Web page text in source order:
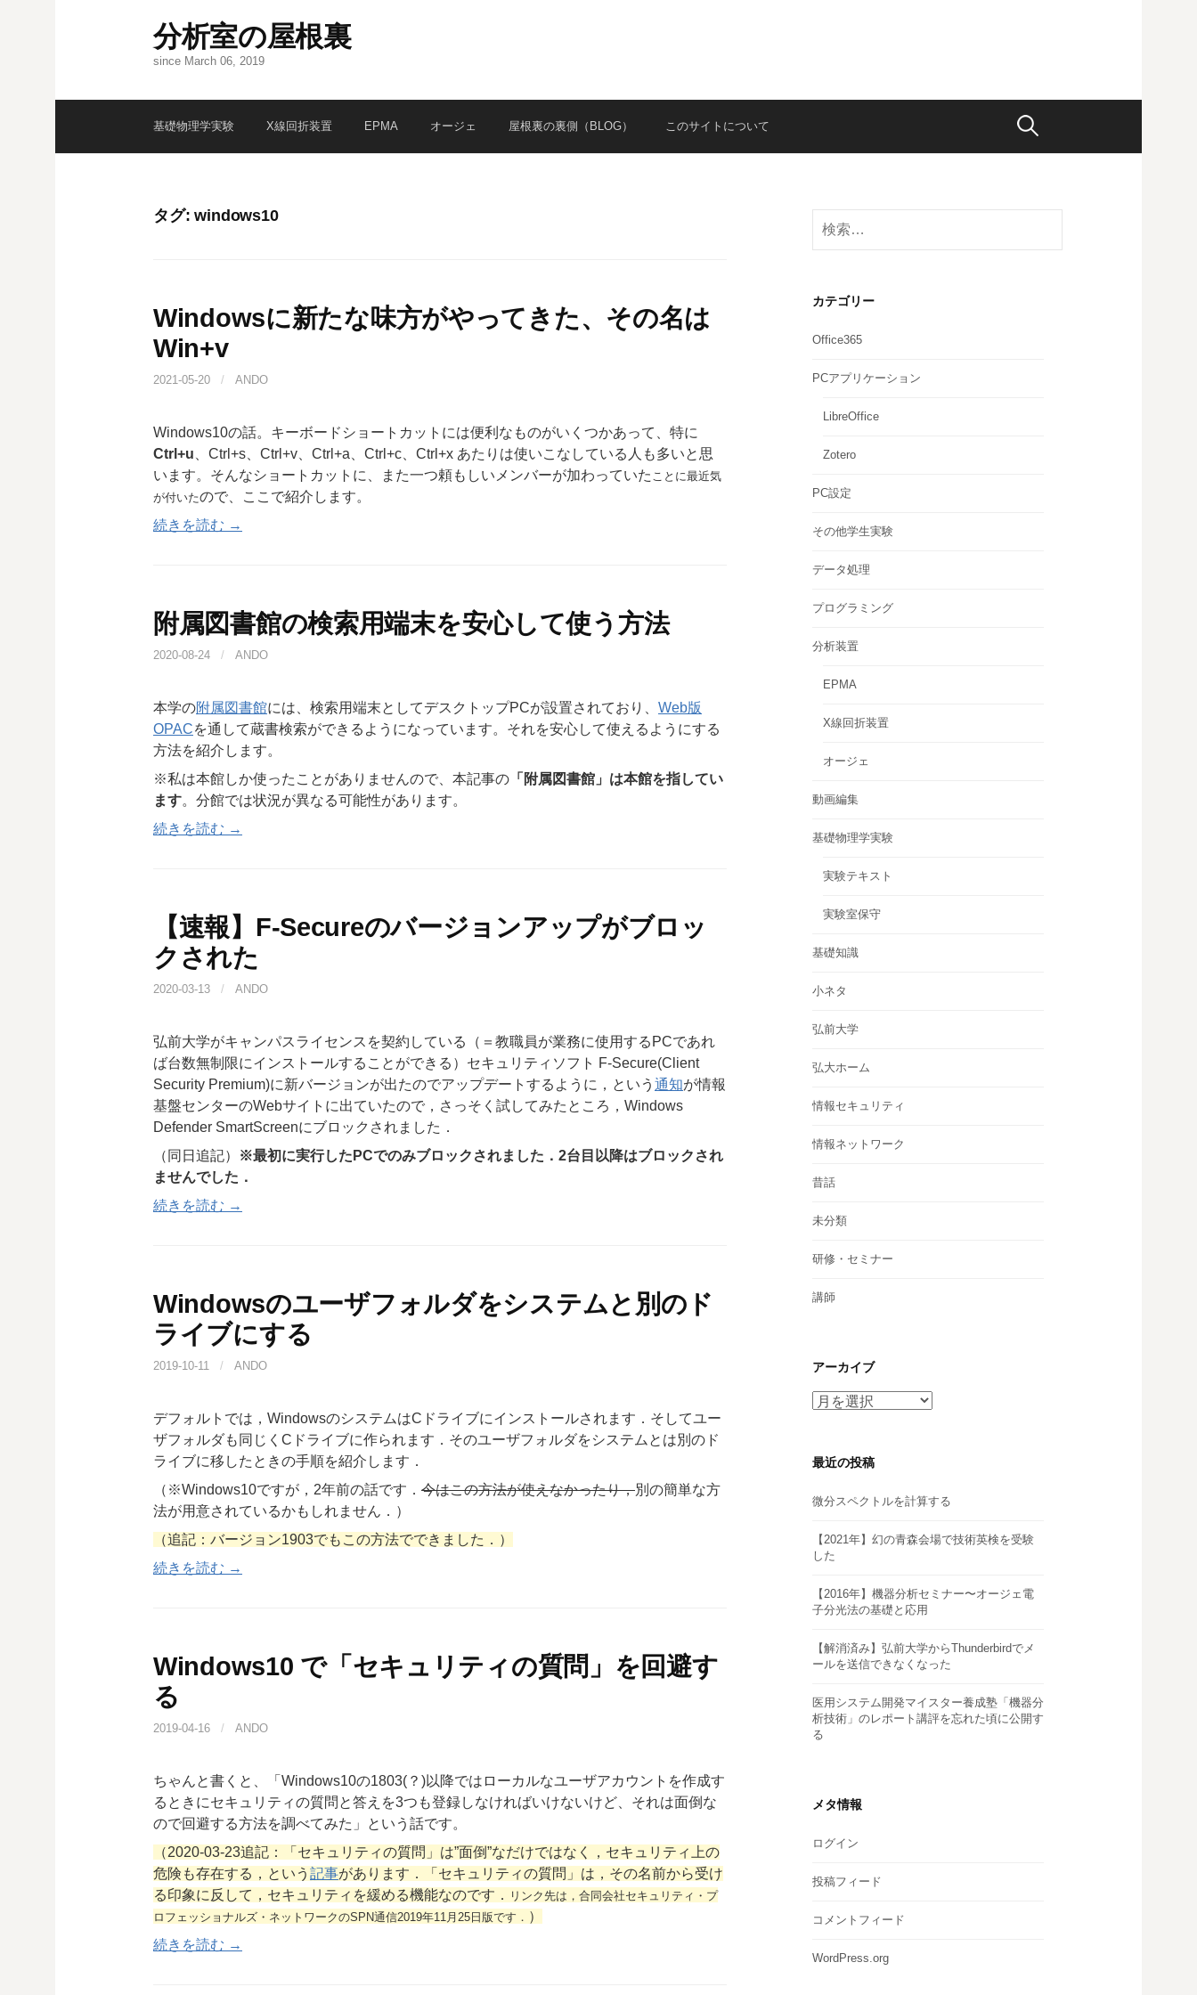
キ
分析室の屋根裏
since March 06, 2019
基礎物理学実験 X線回折装置 EPMA オージェ 屋根裏の裏側（BLOG） このサイトについて 検
タグ:windows10
Windowsに新たな味方がやってきた、その名は
Win+v
2021-05-20 / ANDO
Windows10の話。キーボードショートカットには便利なものがいくつかあって、特に
Ctrl+u 、Ctrl+s、Ctrl+v、Ctrl+a、Ctrl+c、Ctrl+x あたりは使いこなしている人も多いと思
います。そんなショートカットに、また一つ頼もしいメンバーが加わっていた ことに最近気
が付いたので、ここで紹介します。
続きを読む →
附属図書館の検索用端末を安心して使う方法
2020-08-24 / ANDO
本学の附属図書館には、検索用端末としてデスクトップPCが設置されており、 Web版
OPACを通して蔵書検索ができるようになっています。それを安心して使えるようにする
方法を紹介します。
※私は本館しか使ったことがありませんので、本記事の 「附属図書館」は本館を指してい
ます。分館では状況が異なる可能性があります。
続きを読む →
【速報】F-Secureのバージョンアップがブロッ
クされた
2020-03-13 / ANDO
弘前大学がキャンパスライセンスを契約している（＝教職員が業務に使用するPCであれ
ば台数無制限にインストールすることができる）セキュリティソフト F-Secure(Client
Security Premium)に新バージョンが出たのでアップデートするように，という 通知が情報
基盤センターのWebサイトに出ていたので，さっそく試してみたところ，Windows
Defender SmartScreenにブロックされました．
（同日追記）
※最初に実行したPCでのみブロックされました．2台目以降はブロックされ
ませんでした．
続きを読む →
Windowsのユーザフォルダをシステムと別のド
ライブにする
2019-10-11 / ANDO
デフォルトでは，WindowsのシステムはCドライブにインストールされます．そしてユー
ザフォルダも同じくCドライブに作られます．そのユーザフォルダをシステムとは別のド
ライブに移したときの手順を紹介します．
（※Windows10ですが，2年前の話です． 今はこの方法が使えなかったり，別の簡単な方
法が用意されているかもしれません．）
（追記：バージョン1903でもこの方法でできました．）
続きを読む →
Windows10 で「セキュリティの質問」を回避す
る
2019-04-16 / ANDO
ちゃんと書くと、「Windows10の1803(？)以降ではローカルなユーザアカウントを作成す
るときにセキュリティの質問と答えを3つも登録しなければいけないけど、それは面倒な
ので回避する方法を調べてみた」という話です。
（2020-03-23追記：「セキュリティの質問」は”面倒”なだけではなく，セキュリティ上の
危険も存在する，という 記事があります．「セキュリティの質問」は，その名前から受け
る印象に反して，セキュリティを緩める機能なのです．
リンク先は，合同会社セキュリティ・プ
ロフェッショナルズ・ネットワークのSPN通信2019年11月25日版です． ）
続きを読む →
検
索:
カテゴリー
Office365
PCアプリケーション
LibreOffice
Zotero
PC設定
その他学生実験
データ処理
プログラミング
分析装置
EPMA
X線回折装置
オージェ
動画編集
基礎物理学実験
実験テキスト
実験室保守
基礎知識
小ネタ
弘前大学
弘大ホーム
情報セキュリティ
情報ネットワーク
昔話
未分類
研修・セミナー
講師
アーカイブ
ア
イ
最近の投稿
微分スペクトルを計算する
【2021年】幻の青森会場で技術英検を受験
した
【2016年】機器分析セミナー〜オージェ電
子分光法の基礎と応用
【解消済み】弘前大学からThunderbirdでメ
ールを送信できなくなった
医用システム開発マイスター養成塾「機器分
析技術」のレポート講評を忘れた頃に公開す
る
メタ情報
ログイン
投稿フィード
コメントフィード
WordPress.org